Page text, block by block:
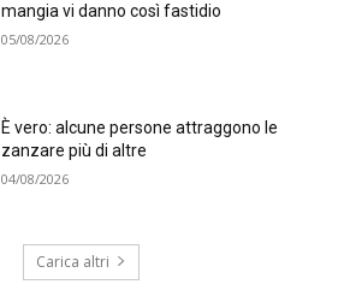
mangia vi danno così fastidio
05/08/2026
È vero: alcune persone attraggono le
zanzare più di altre
04/08/2026
Carica altri